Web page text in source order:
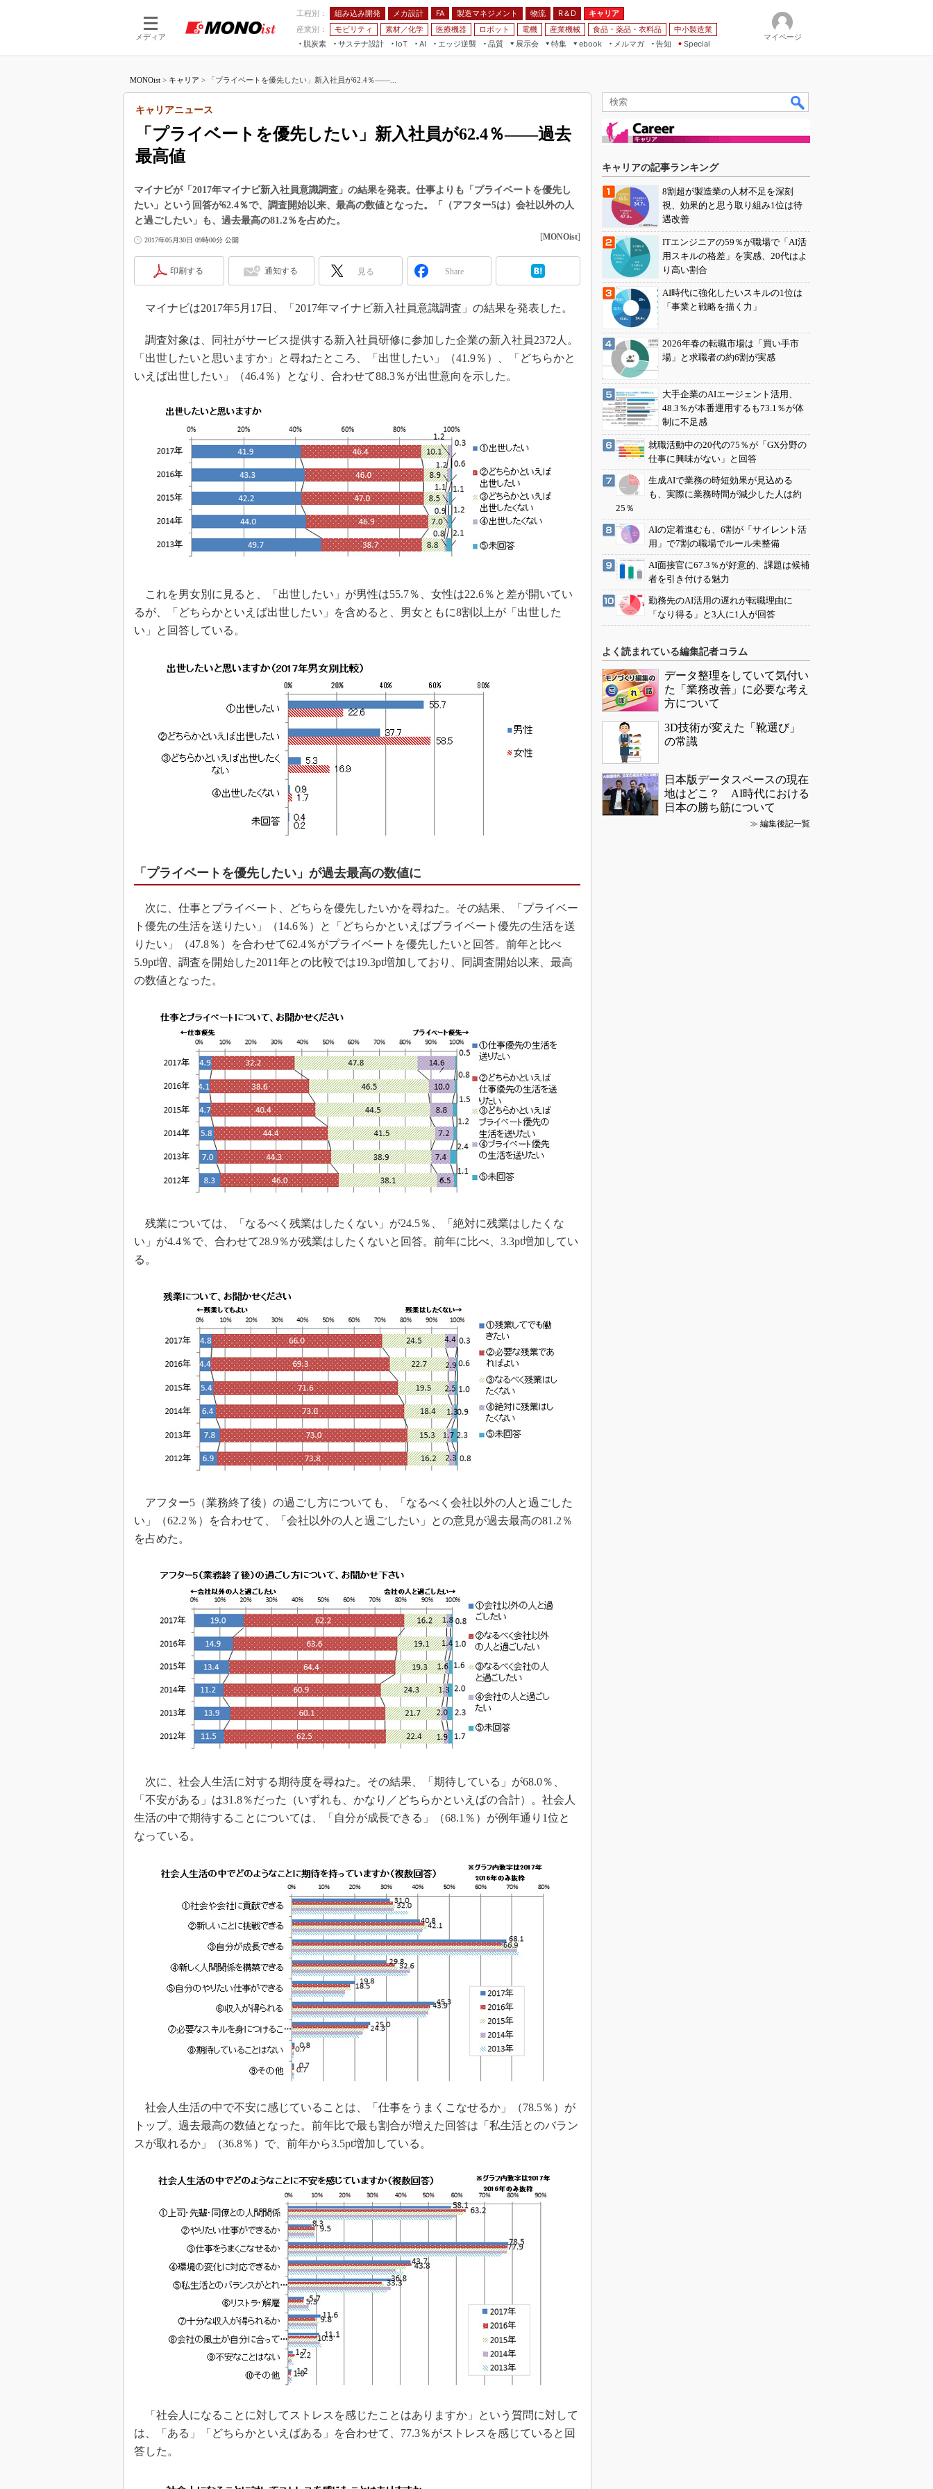
メディア
工程別： 組み込み開発 メカ設計 FA 製造マネジメント 物流 R＆D
キャリア
産業別：
モビリティ 素材／化学 医療機器 ロボット 電機 産業機械 食品・薬品・衣料品
中小製造業
脱炭素
サステナ設計
IoT
つながる工場
AI
AI×設備保全
エッジ逆襲 品質
展示会
JIMTOF
IIFES
TECHNO-FRONTIER
EdgeTech+
日本ものづくりワールド
AUTOMOTIVE WORLD
特集
VR／AR
フィールドサービス
組み込み画像技術
組み込みモデリング
ISO26262
3Dプリンタ
デジタルツインとCAE
S＆OP
インダストリー4.0
メイドインジャパン
植物工場
知財マネジメント
海外生産
グローバル設計・開発
制御セキュリティ
ebook
FA
モビリティ
メルマガ
告知 Special
マイページ
MONOist > キャリア > 「プライベートを優先したい」新入社員が62.4％――...
「プライベートを優先したい」新入社員が62.4％――過去
最高値
キャリアニュース
マイナビが「2017年マイナビ新入社員意識調査」の結果を発表。仕事よりも「プライベートを優先し
たい」という回答が62.4％で、調査開始以来、最高の数値となった。「（アフター5は）会社以外の人
と過ごしたい」も、過去最高の81.2％を占めた。
2017年05月30日 09時00分 公開 [MONOist]
印刷する 通知する 見る Share
マイナビは2017年5月17日、「2017年マイナビ新入社員意識調査」の結果を発表した。
調査対象は、同社がサービス提供する新入社員研修に参加した企業の新入社員2372人。
「出世したいと思いますか」と尋ねたところ、「出世したい」（41.9％）、「どちらかと
いえば出世したい」（46.4％）となり、合わせて88.3％が出世意向を示した。
これを男女別に見ると、「出世したい」が男性は55.7％、女性は22.6％と差が開いてい
るが、「どちらかといえば出世したい」を含めると、男女ともに8割以上が「出世した
い」と回答している。
「プライベートを優先したい」が過去最高の数値に
次に、仕事とプライベート、どちらを優先したいかを尋ねた。その結果、「プライベー
ト優先の生活を送りたい」（14.6％）と「どちらかといえばプライベート優先の生活を送
りたい」（47.8％）を合わせて62.4％がプライベートを優先したいと回答。前年と比べ
5.9pt増、調査を開始した2011年との比較では19.3pt増加しており、同調査開始以来、最高
の数値となった。
残業については、「なるべく残業はしたくない」が24.5％、「絶対に残業はしたくな
い」が4.4％で、合わせて28.9％が残業はしたくないと回答。前年に比べ、3.3pt増加してい
る。
アフター5（業務終了後）の過ごし方についても、「なるべく会社以外の人と過ごした
い」（62.2％）を合わせて、「会社以外の人と過ごしたい」との意見が過去最高の81.2％
を占めた。
次に、社会人生活に対する期待度を尋ねた。その結果、「期待している」が68.0％、
「不安がある」は31.8％だった（いずれも、かなり／どちらかといえばの合計）。社会人
生活の中で期待することについては、「自分が成長できる」（68.1％）が例年通り1位と
なっている。
社会人生活の中で不安に感じていることは、「仕事をうまくこなせるか」（78.5％）が
トップ。過去最高の数値となった。前年比で最も割合が増えた回答は「私生活とのバラン
スが取れるか」（36.8％）で、前年から3.5pt増加している。
「社会人になることに対してストレスを感じたことはありますか」という質問に対して
は、「ある」「どちらかといえばある」を合わせて、77.3％がストレスを感じていると回
答した。
キャリアの記事ランキング
8割超が製造業の人材不足を深刻
視、効果的と思う取り組み1位は待
遇改善
ITエンジニアの59％が職場で「AI活
用スキルの格差」を実感、20代はよ
り高い割合
AI時代に強化したいスキルの1位は
「事業と戦略を描く力」
2026年春の転職市場は「買い手市
場」と求職者の約6割が実感
大手企業のAIエージェント活用、
48.3％が本番運用するも73.1％が体
制に不足感
就職活動中の20代の75％が「GX分野の
仕事に興味がない」と回答
生成AIで業務の時短効果が見込める
も、実際に業務時間が減少した人は約
25％
AIの定着進むも、6割が「サイレント活
用」で7割の職場でルール未整備
AI面接官に67.3％が好意的、課題は候補
者を引き付ける魅力
勤務先のAI活用の遅れが転職理由に
「なり得る」と3人に1人が回答
よく読まれている編集記者コラム
データ整理をしていて気付い
た「業務改善」に必要な考え
方について
3D技術が変えた「靴選び」
の常識
日本版データスペースの現在
地はどこ？ AI時代における
日本の勝ち筋について
≫ 編集後記一覧